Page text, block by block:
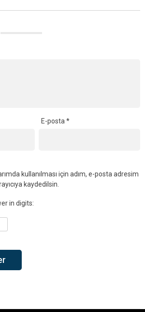
E-posta*
kullanılması için adım, e-posta adresim
kaydedilsin.
in digits: